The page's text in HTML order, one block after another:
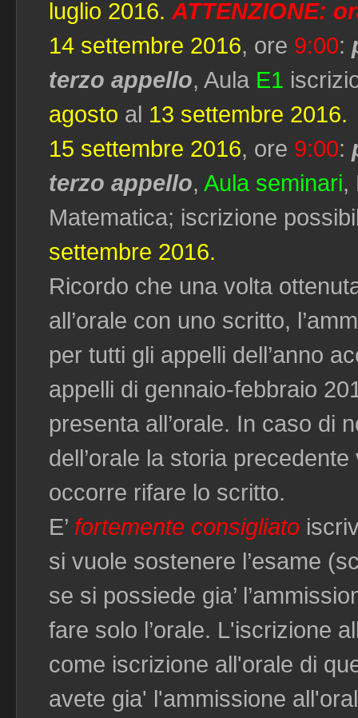
luglio 2016. ATTENZIONE:
14 settembre 2016, ore 9:00:
terzo appello, Aula E1
agosto al 13 settembre 2016.
15 settembre 2016, ore 9:00:
terzo appello, Aula seminari,
Matematica; iscrizione
settembre 2016.
Ricordo che una volta
all’orale con uno scritto,
per tutti gli appelli dell’anno
appelli di gennaio-febbraio
presenta all’orale. In caso di
dell’orale la storia
occorre rifare lo scritto.
E’ fortemente consigliato
si vuole sostenere l’esame
se si possiede gia’
fare solo l’orale. L'iscrizione
come iscrizione all'orale di
avete gia' l'ammissione